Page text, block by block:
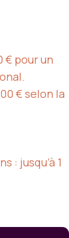
€ pour un
€ selon la
: jusqu’à 1